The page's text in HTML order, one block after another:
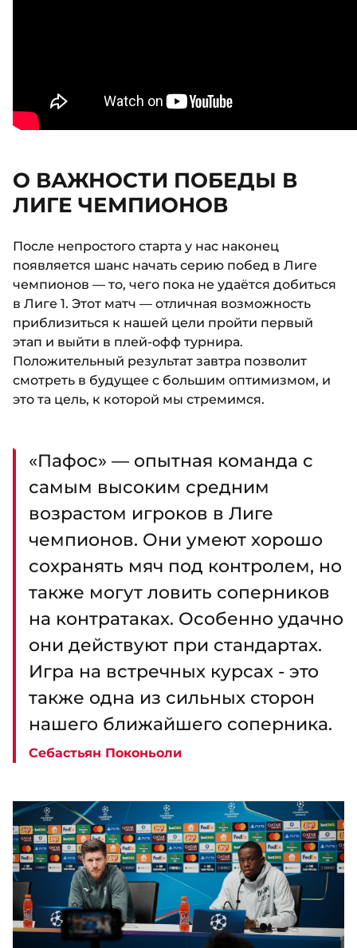
О ВАЖНОСТИ ПОБЕДЫ В
ЛИГЕ ЧЕМПИОНОВ
После непростого старта у нас наконец
появляется шанс начать серию побед в Лиге
чемпионов — то, чего пока не удаётся добиться
в Лиге 1. Этот матч — отличная возможность
приблизиться к нашей цели пройти первый
этап и выйти в плей-офф турнира.
Положительный результат завтра позволит
смотреть в будущее с большим оптимизмом, и
это та цель, к которой мы стремимся.
«Пафос» — опытная команда с
самым высоким средним
возрастом игроков в Лиге
чемпионов. Они умеют хорошо
сохранять мяч под контролем, но
также могут ловить соперников
на контратаках. Особенно удачно
они действуют при стандартах.
Игра на встречных курсах - это
также одна из сильных сторон
нашего ближайшего соперника.
Себастьян Поконьоли